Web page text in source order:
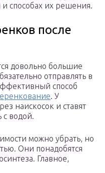
и способах их решения.
после
довольно большие
отправлять в
способ
. У
наискосок и ставят
с водой.
можно убрать, но
Они понадобятся
Главное,